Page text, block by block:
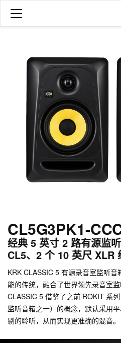
CL5G3PK1-
经典 5 英寸 2 路有源监
CL5、2 个 10 英尺 XLR
KRK CLASSIC 5 有源录音室监听
能的传统，融合了世界领先录音室
CLASSIC 5 借鉴了之前 ROKIT 系
监听音箱之一）的概念，默认采用
剔的聆听，从而实现更准确的混音。